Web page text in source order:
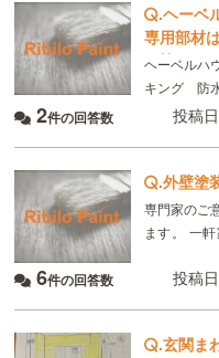
.ヘーベ
専用部材
を抑える
ヘーベルハ
キング 防
期が来ま
2件の回答数 投稿
.外壁塗
専門家のご
ます。 一
い
6件の回答数 投稿
.玄関ま